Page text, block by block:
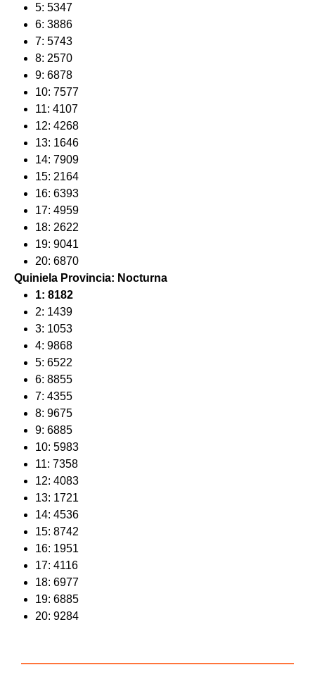
5: 5347
6: 3886
7: 5743
8: 2570
9: 6878
10: 7577
11: 4107
12: 4268
13: 1646
14: 7909
15: 2164
16: 6393
17: 4959
18: 2622
19: 9041
20: 6870
Quiniela Provincia: Nocturna
1: 8182
2: 1439
3: 1053
4: 9868
5: 6522
6: 8855
7: 4355
8: 9675
9: 6885
10: 5983
11: 7358
12: 4083
13: 1721
14: 4536
15: 8742
16: 1951
17: 4116
18: 6977
19: 6885
20: 9284